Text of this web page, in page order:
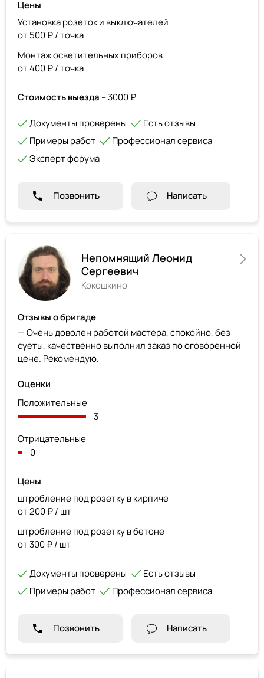
Цены
Установка розеток и выключателей
от 500 ₽ / точка
Монтаж осветительных приборов
от 400 ₽ / точка
Стоимость выезда – 3000 ₽
Документы проверены
Есть отзывы
Примеры работ
Профессионал сервиса
Эксперт форума
Позвонить Написать
Непомнящий Леонид
Сергеевич
Кокошкино
Отзывы о бригаде
— Очень доволен работой мастера, спокойно, без
суеты, качественно выполнил заказ по оговоренной
цене. Рекомендую.
Оценки
Положительные
3
Отрицательные
0
Цены
штробление под розетку в кирпиче
от 200 ₽ / шт
штробление под розетку в бетоне
от 300 ₽ / шт
Документы проверены
Есть отзывы
Примеры работ
Профессионал сервиса
Позвонить Написать